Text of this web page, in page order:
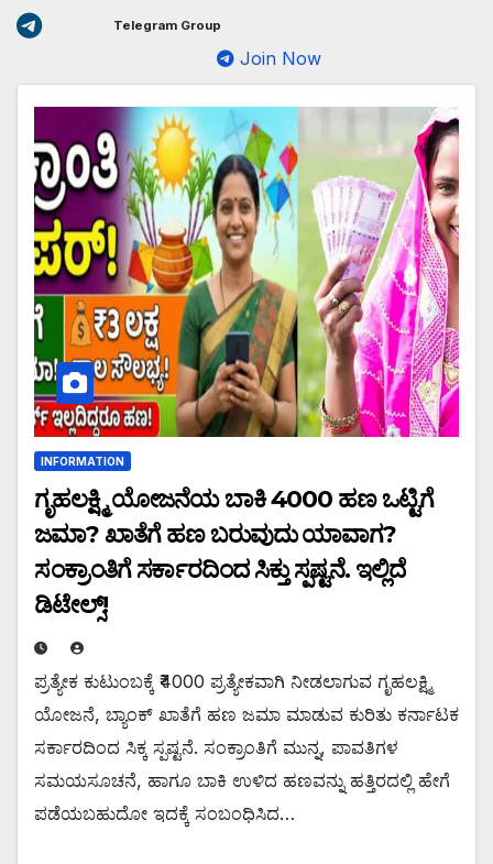
Telegram Group
Join Now
INFORMATION
ಗೃಹಲಕ್ಷ್ಮಿ ಯೋಜನೆಯ ಬಾಕಿ ₹4000 ಹಣ ಒಟ್ಟಿಗೆ
ಜಮಾ? ಖಾತೆಗೆ ಹಣ ಬರುವುದು ಯಾವಾಗ?
ಸಂಕ್ರಾಂತಿಗೆ ಸರ್ಕಾರದಿಂದ ಸಿಕ್ತು ಸ್ಪಷ್ಟನೆ. ಇಲ್ಲಿದೆ
ಡಿಟೇಲ್ಸ್!
ಪ್ರತ್ಯೇಕ ಕುಟುಂಬಕ್ಕೆ ₹4000 ಪ್ರತ್ಯೇಕವಾಗಿ ನೀಡಲಾಗುವ ಗೃಹಲಕ್ಷ್ಮಿ
ಯೋಜನೆ, ಬ್ಯಾಂಕ್ ಖಾತೆಗೆ ಹಣ ಜಮಾ ಮಾಡುವ ಕುರಿತು ಕರ್ನಾಟಕ
ಸರ್ಕಾರದಿಂದ ಸಿಕ್ಕ ಸ್ಪಷ್ಟನೆ. ಸಂಕ್ರಾಂತಿಗೆ ಮುನ್ನ, ಪಾವತಿಗಳ
ಸಮಯಸೂಚನೆ, ಹಾಗೂ ಬಾಕಿ ಉಳಿದ ಹಣವನ್ನು ಹತ್ತಿರದಲ್ಲಿ ಹೇಗೆ
ಪಡೆಯಬಹುದೋ ಇದಕ್ಕೆ ಸಂಬಂಧಿಸಿದ…